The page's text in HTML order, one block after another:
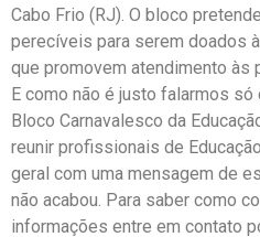
Cabo Frio (RJ). O bloco
perecíveis para serem doados
que promovem atendimento às
E como não é justo falarmos
Bloco Carnavalesco da
reunir profissionais de
geral com uma mensagem de
não acabou. Para saber como
informações entre em contato